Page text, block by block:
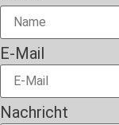
E-Mail
Nachricht